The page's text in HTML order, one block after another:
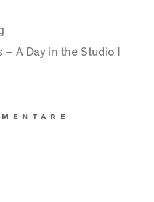
A Day in the Studio I